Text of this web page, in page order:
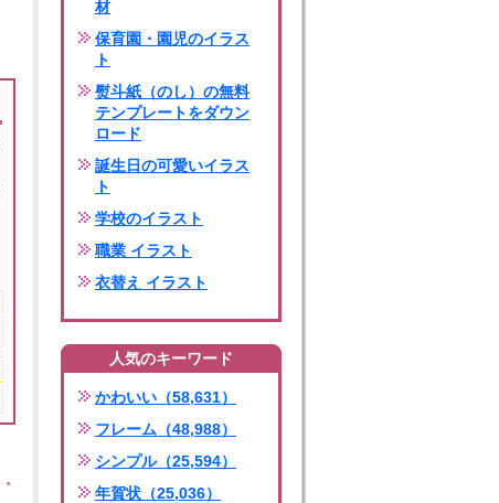
材
保育園・園児のイラス
ト
熨斗紙（のし）の無料
テンプレートをダウン
ロード
誕生日の可愛いイラス
ト
学校のイラスト
職業 イラスト
衣替え イラスト
人気のキーワード
かわいい（58,631）
フレーム（48,988）
シンプル（25,594）
年賀状（25,036）